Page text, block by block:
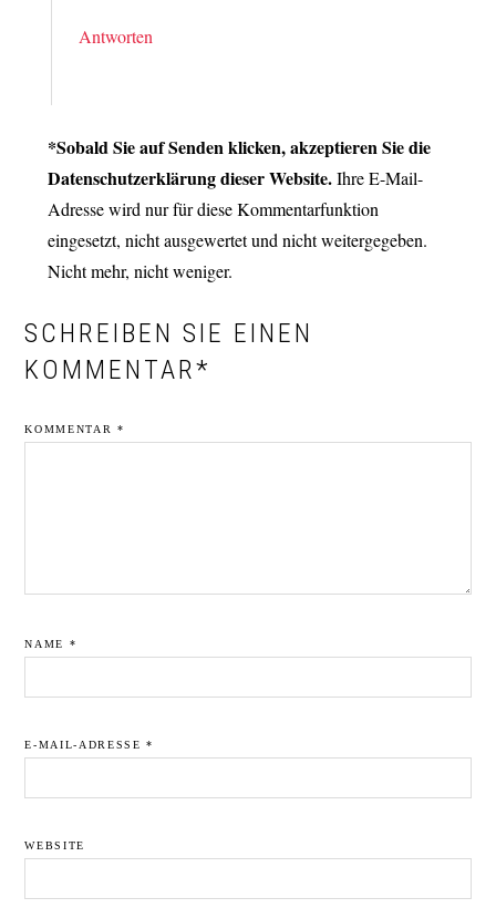
Antworten
*Sobald Sie auf Senden klicken, akzeptieren Sie die
Datenschutzerklärung dieser Website.Ihre E-Mail-
Adresse wird nur für diese Kommentarfunktion
eingesetzt, nicht ausgewertet und nicht weitergegeben.
Nicht mehr, nicht weniger.
SCHREIBEN SIE EINEN
KOMMENTAR*
KOMMENTAR*
NAME *
E-MAIL-ADRESSE*
WEBSITE